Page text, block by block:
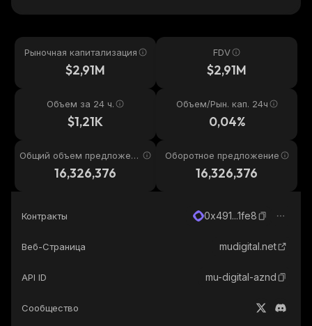
Рыночная капитализация
$2,91M
FDV
$2,91M
Объем за 24 ч.
$1,21K
Объем/Рын. кап. 24ч
0,04%
Общий объем предложени
16,326,376
Оборотное предложение
16,326,376
Контракты 0x491...1fe8
Веб-Страница mudigital.net
API ID mu-digital-aznd
Сообщество